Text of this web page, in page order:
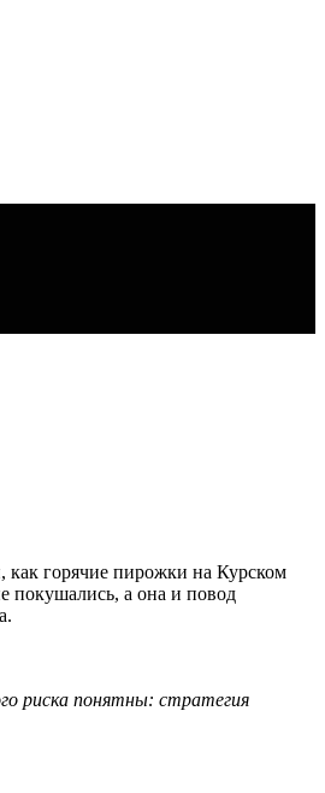
горячие пирожки на Курском
покушались, а она и повод
риска понятны: стратегия